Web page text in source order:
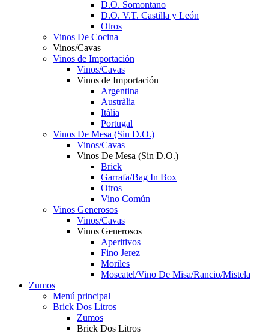
D.O. Somontano
D.O. V.T. Castilla y León
Otros
Vinos De Cocina
Vinos/Cavas
Vinos de Importación
Vinos/Cavas
Vinos de Importación
Argentina
Austràlia
Itàlia
Portugal
Vinos De Mesa (Sin D.O.)
Vinos/Cavas
Vinos De Mesa (Sin D.O.)
Brick
Garrafa/Bag In Box
Otros
Vino Común
Vinos Generosos
Vinos/Cavas
Vinos Generosos
Aperitivos
Fino Jerez
Moriles
Moscatel/Vino De Misa/Rancio/Mistela
Zumos
Menú principal
Brick Dos Litros
Zumos
Brick Dos Litros